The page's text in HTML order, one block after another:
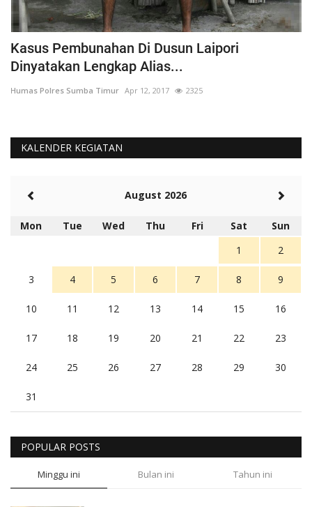
Kasus Pembunahan Di Dusun Laipori
Dinyatakan Lengkap Alias...
Humas Polres Sumba Timur Apr 12, 2017 2325
KALENDER KEGIATAN
August 2026
Mon Tue Wed Thu Fri Sat
Sun
1
2
3 4 5 6 7 8 9
10 11 12 13 14 15 16
17 18 19 20 21 22 23
24 25 26 27 28 29 30
31
POPULAR POSTS
Minggu ini Bulan ini Tahun ini